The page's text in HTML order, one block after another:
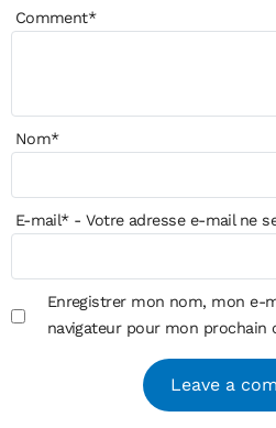
Comment*
Nom*
E-mail*- Votre adresse e-mail ne
Enregistrer mon nom, mon e-
navigateur pour mon prochain